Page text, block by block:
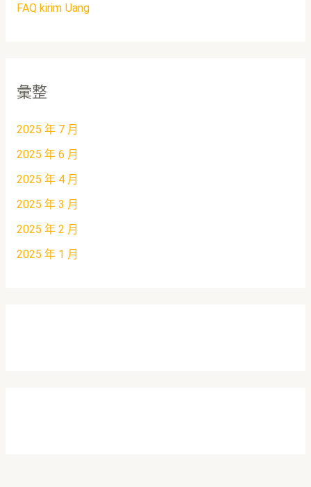
FAQ kirim Uang
彙整
2025 年 7 月
2025 年 6 月
2025 年 4 月
2025 年 3 月
2025 年 2 月
2025 年 1 月